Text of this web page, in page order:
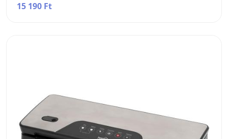
15 190 Ft